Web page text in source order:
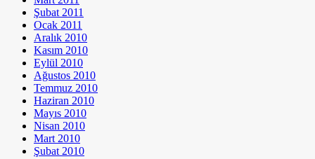
Şubat 2011
Ocak 2011
Aralık 2010
Kasım 2010
Eylül 2010
Ağustos 2010
Temmuz 2010
Haziran 2010
Mayıs 2010
Nisan 2010
Mart 2010
Şubat 2010